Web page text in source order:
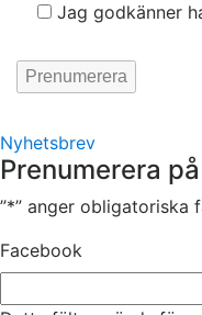
Jag godkänner
Nyhetsbrev
Prenumerera
”*” anger obligatoriska
Facebook